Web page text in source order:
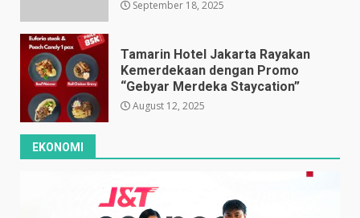
September 18, 2025
Tamarin Hotel Jakarta Rayakan
Kemerdekaan dengan Promo
“Gebyar Merdeka Staycation”
August 12, 2025
EKONOMI